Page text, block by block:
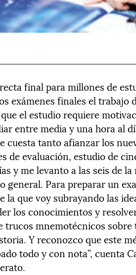
final para millones de
exámenes finales el trabajo
el estudio requiere
entre media y una hora al
cuesta tanto afianzar los
de evaluación, estudio de
y me levanto a las seis de
general. Para preparar un
la que voy subrayando las
los conocimientos y
trucos mnemotécnicos
Y reconozco que este
todo y con nota”, cuenta